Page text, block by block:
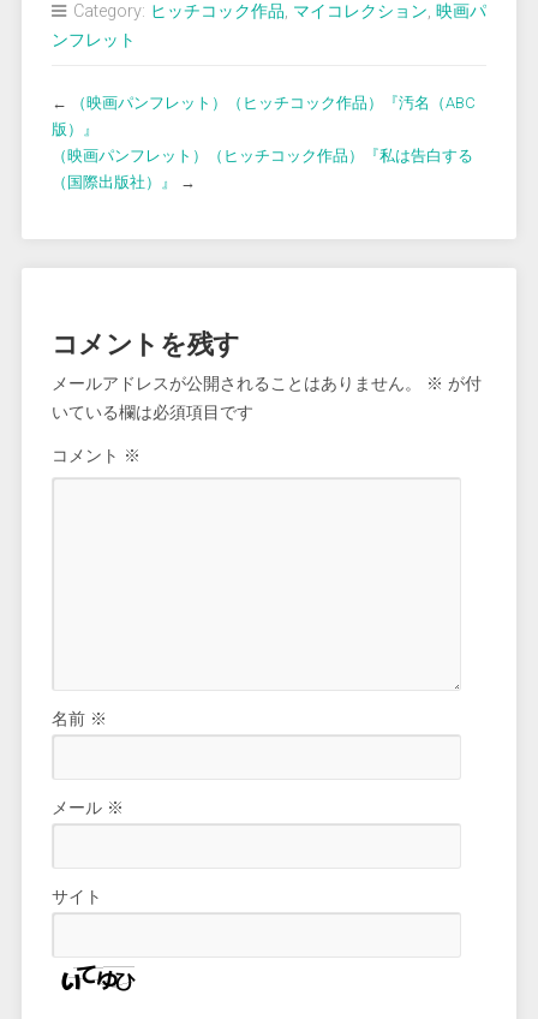
Category: ヒッチコック作品, マイコレクション, 映画パ
ンフレット
←
（映画パンフレット）（ヒッチコック作品）『汚名（ABC
版）』
（映画パンフレット）（ヒッチコック作品）『私は告白する
（国際出版社）』
→
コメントを残す
メールアドレスが公開されることはありません。 ※ が付
いている欄は必須項目です
コメント ※
名前 ※
メール ※
サイト